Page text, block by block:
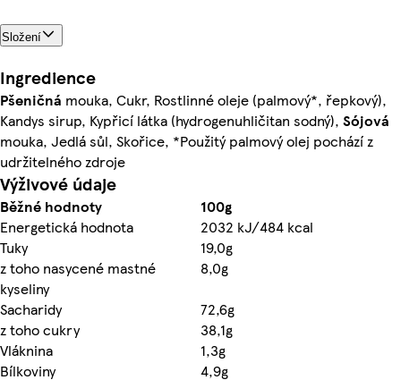
Složení
Ingredience
Pšeničná mouka, Cukr, Rostlinné oleje (palmový*, řepkový),
Kandys sirup, Kypřicí látka (hydrogenuhličitan sodný), Sójová
mouka, Jedlá sůl, Skořice, *Použitý palmový olej pochází z
udržitelného zdroje
Výživové údaje
Běžné hodnoty
100g
Energetická hodnota
2032 kJ/484 kcal
Tuky
19,0g
z toho nasycené mastné
kyseliny
8,0g
Sacharidy
72,6g
z toho cukry
38,1g
Vláknina
1,3g
Bílkoviny
4,9g